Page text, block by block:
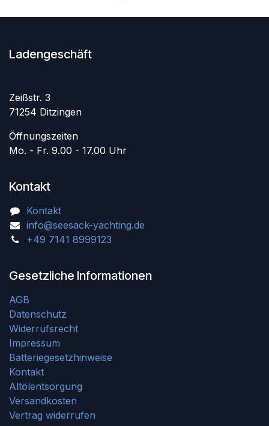
Ladengeschäft
Zeißstr. 3
71254 Ditzingen
Öffnungszeiten
Mo. - Fr. 9.00 - 17.00 Uhr
Kontakt
Kontakt
info@seesack-yachting.de
+49 7141 8999123
Gesetzliche Informationen
AGB
Datenschutz
Widerrufsrecht
Impressum
Batteriegesetzhinweise
Kontakt
Altölentsorgung
Versandkosten
Vertrag widerrufen